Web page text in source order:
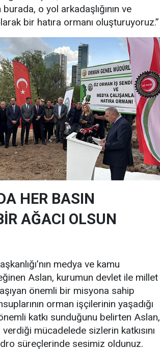
o yol arkadaşlığının ve
bir hatıra ormanı oluşturuyoruz.”
HER BASIN
AĞACI OLSUN
medya ve kamu
Aslan, kurumun devlet ile millet
önemli bir misyona sahip
orman işçilerinin yaşadığı
katkı sunduğunu belirten Aslan,
mücadelede sizlerin katkısını
süreçlerinde sesimiz oldunuz.